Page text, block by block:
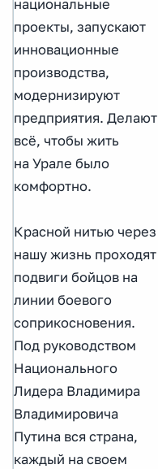
национальные
проекты, запускают
инновационные
производства,
модернизируют
предприятия. Делают
всё, чтобы жить
на Урале было
комфортно.
Красной нитью через
нашу жизнь проходят
подвиги бойцов на
линии боевого
соприкосновения.
Под руководством
Национального
Лидера Владимира
Владимировича
Путина вся страна,
каждый на своем